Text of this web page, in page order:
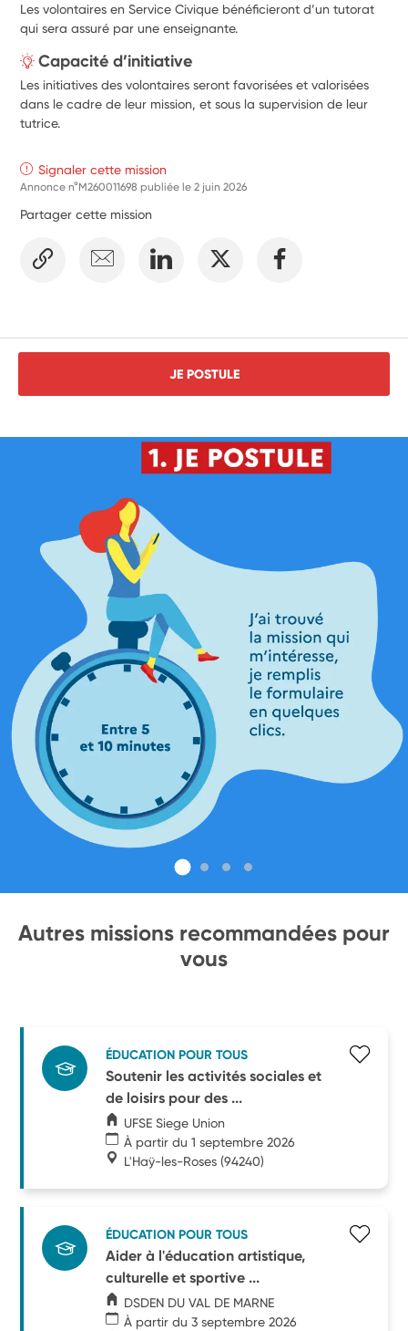
Participer aux 10 heures d’apprentissages sur la
prévention du harcèlement.
Phare, la journée nationale de mobilisation contre le
harcèlement, le Safer Internet Day.
Aider à développer les compétences psychosociales (jeux
coopératifs, lecture).
Les volontaires en Service Civique bénéficieront d’un tutorat
qui sera assuré par une enseignante.
Capacité d’initiative
Les initiatives des volontaires seront favorisées et valorisées
dans le cadre de leur mission, et sous la supervision de leur
tutrice.
Signaler cette mission
Annonce n°M260011698 publiée le2 juin 2026
Partager cette mission
JE POSTULE
Autres missions recommandées pour
vous
ÉDUCATION POUR TOUS
Soutenir les activités sociales et
de loisirs pour des ...
UFSE Siege Union
À partir du 1 septembre 2026
L'Haÿ-les-Roses (94240)
ÉDUCATION POUR TOUS
Aider à l'éducation artistique,
culturelle et sportive ...
DSDEN DU VAL DE MARNE
À partir du 3 septembre 2026